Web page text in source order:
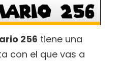
256 tiene una
con el que vas a